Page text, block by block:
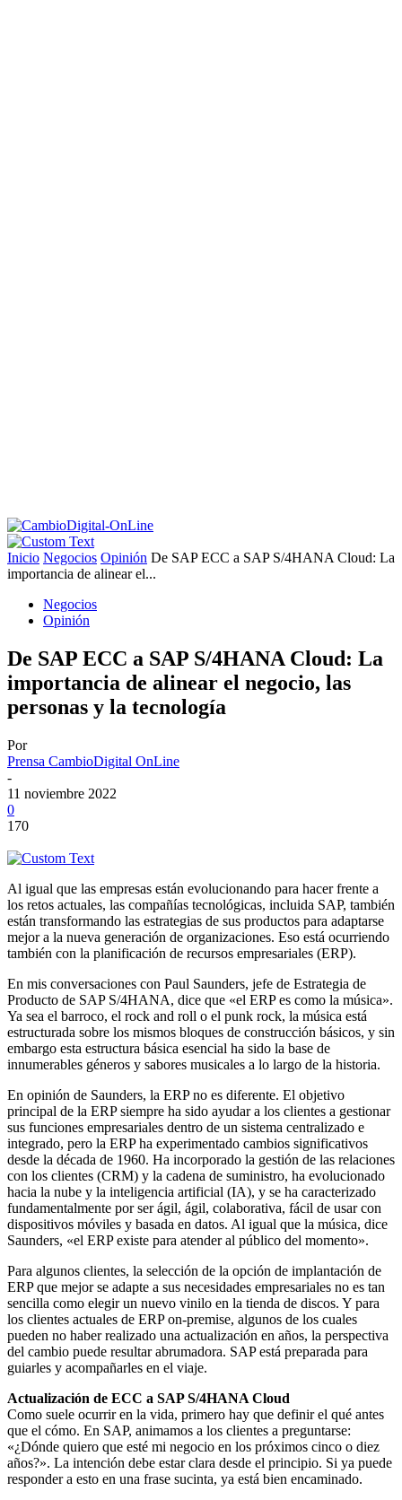
Inicio Negocios Opinión De SAP ECC a SAP S/4HANA Cloud: La
importancia de alinear el...
Negocios
Opinión
De SAP ECC a SAP S/4HANA Cloud: La
importancia de alinear el negocio, las
personas y la tecnología
Por
Prensa CambioDigital OnLine
-
11 noviembre 2022
0
170
Al igual que las empresas están evolucionando para hacer frente a
los retos actuales, las compañías tecnológicas, incluida SAP, también
están transformando las estrategias de sus productos para adaptarse
mejor a la nueva generación de organizaciones. Eso está ocurriendo
también con la planificación de recursos empresariales (ERP).
En mis conversaciones con Paul Saunders, jefe de Estrategia de
Producto de SAP S/4HANA, dice que «el ERP es como la música».
Ya sea el barroco, el rock and roll o el punk rock, la música está
estructurada sobre los mismos bloques de construcción básicos, y sin
embargo esta estructura básica esencial ha sido la base de
innumerables géneros y sabores musicales a lo largo de la historia.
En opinión de Saunders, la ERP no es diferente. El objetivo
principal de la ERP siempre ha sido ayudar a los clientes a gestionar
sus funciones empresariales dentro de un sistema centralizado e
integrado, pero la ERP ha experimentado cambios significativos
desde la década de 1960. Ha incorporado la gestión de las relaciones
con los clientes (CRM) y la cadena de suministro, ha evolucionado
hacia la nube y la inteligencia artificial (IA), y se ha caracterizado
fundamentalmente por ser ágil, ágil, colaborativa, fácil de usar con
dispositivos móviles y basada en datos. Al igual que la música, dice
Saunders, «el ERP existe para atender al público del momento».
Para algunos clientes, la selección de la opción de implantación de
ERP que mejor se adapte a sus necesidades empresariales no es tan
sencilla como elegir un nuevo vinilo en la tienda de discos. Y para
los clientes actuales de ERP on-premise, algunos de los cuales
pueden no haber realizado una actualización en años, la perspectiva
del cambio puede resultar abrumadora. SAP está preparada para
guiarles y acompañarles en el viaje.
Actualización de ECC a SAP S/4HANA Cloud
Como suele ocurrir en la vida, primero hay que definir el qué antes
que el cómo. En SAP, animamos a los clientes a preguntarse:
«¿Dónde quiero que esté mi negocio en los próximos cinco o diez
años?». La intención debe estar clara desde el principio. Si ya puede
responder a esto en una frase sucinta, ya está bien encaminado.